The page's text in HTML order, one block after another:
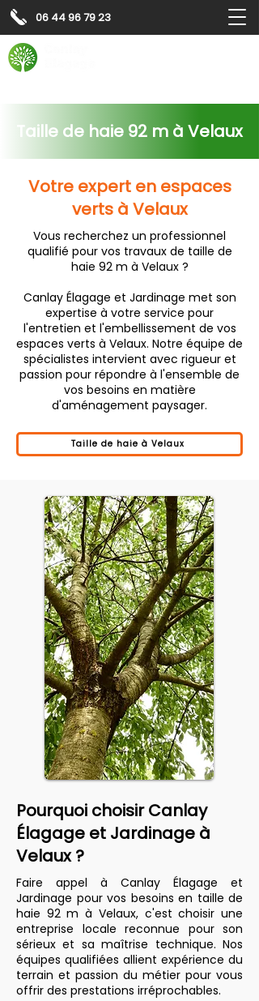
06 44 96 79 23
Taille de haie 92 m à Velaux
Votre expert en espaces
verts à Velaux
Vous recherchez un professionnel
qualifié pour vos travaux de taille de
haie 92 m à Velaux ?
Canlay Élagage et Jardinage met son
expertise à votre service pour
l'entretien et l'embellissement de vos
espaces verts à Velaux. Notre équipe de
spécialistes intervient avec rigueur et
passion pour répondre à l'ensemble de
vos besoins en matière
d'aménagement paysager.
Taille de haie à Velaux
Pourquoi choisir Canlay
Élagage et Jardinage à
Velaux ?
Faire appel à Canlay Élagage et
Jardinage pour vos besoins en taille de
haie 92 m à Velaux, c'est choisir une
entreprise locale reconnue pour son
sérieux et sa maîtrise technique. Nos
équipes qualifiées allient expérience du
terrain et passion du métier pour vous
offrir des prestations irréprochables.